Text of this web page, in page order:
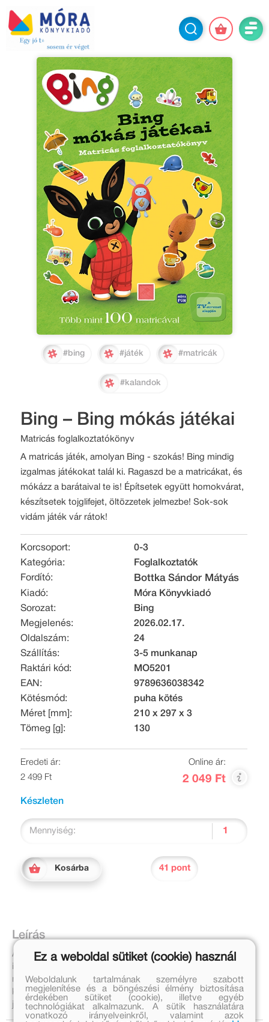
#bing #játék #matricák
#kalandok
Bing – Bing mókás játékai
Matricás foglalkoztatókönyv
A matricás játék, amolyan Bing - szokás! Bing mindig
izgalmas játékokat talál ki. Ragaszd be a matricákat, és
mókázz a barátaival te is! Építsetek együtt homokvárat,
készítsetek tojglifejet, öltözzetek jelmezbe! Sok-sok
vidám játék vár rátok!
Korcsoport:
0-3
Kategória:
Foglalkoztatók
Fordító:
Bottka Sándor Mátyás
Kiadó:
Móra Könyvkiadó
Sorozat:
Bing
Megjelenés:
2026.02.17.
Oldalszám:
24
Szállítás:
3-5 munkanap
Raktári kód:
MO5201
EAN:
9789636038342
Kötésmód:
puha kötés
Méret [mm]:
210 x 297 x 3
Tömeg [g]:
130
Eredeti ár:
2 499 Ft
Online ár:
2 049 Ft
Készleten
Mennyiség:
Kosárba 41 pont
Leírás
A matricás játék, amolyan Bing - szokás! Bing mindig
izgalmas játékokat talál ki. Ragaszd be a matricákat, és
mókázz a barátaival te is! Építsetek együtt homokvárat,
készítsetek tojglifejet, öltözzetek jelmezbe! Sok-sok vidám
játék vár rátok!
Ez a weboldal sütiket (cookie) használ
Weboldalunk tartalmának személyre szabott
megjelenítése és a böngészési élmény biztosítása
érdekében sütiket (cookie), illetve egyéb
technológiákat alkalmazunk. A sütik használatára
vonatkozó irányelveinkről, valamint azok